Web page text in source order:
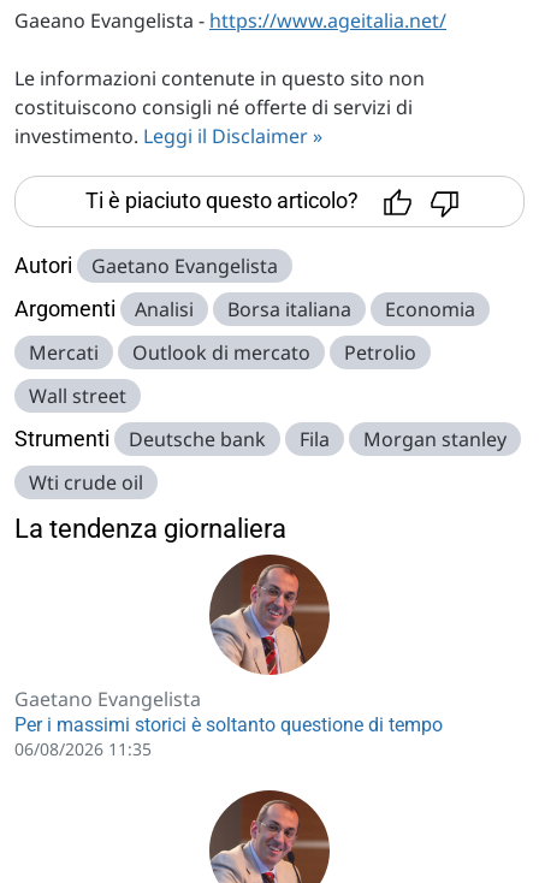
Gaeano Evangelista - https://www.ageitalia.net/
Le informazioni contenute in questo sito non
costituiscono consigli né offerte di servizi di
investimento. Leggi il Disclaimer »
Ti è piaciuto questo articolo?
Autori Gaetano Evangelista
Argomenti Analisi Borsa italiana
Economia
Mercati
Outlook di mercato
Petrolio
Wall street
Strumenti Deutsche bank Fila
Morgan stanley
Wti crude oil
La tendenza giornaliera
Gaetano Evangelista
Per i massimi storici è soltanto questione di tempo
06/08/2026 11:35